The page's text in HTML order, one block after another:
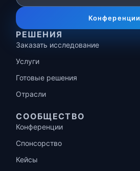
Конференции
РЕШЕНИЯ
Заказать исследование
Услуги
Готовые решения
Отрасли
СООБЩЕСТВО
Конференции
Спонсорство
Кейсы